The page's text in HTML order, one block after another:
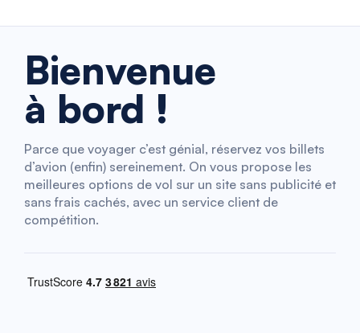
Bienvenue
à bord !
Parce que voyager c’est génial, réservez vos billets
d’avion (enfin) sereinement. On vous propose les
meilleures options de vol sur un site sans publicité et
sans frais cachés, avec un service client de
compétition.